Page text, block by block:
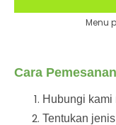
Menu
Cara
Hubungi kami
Tentukan